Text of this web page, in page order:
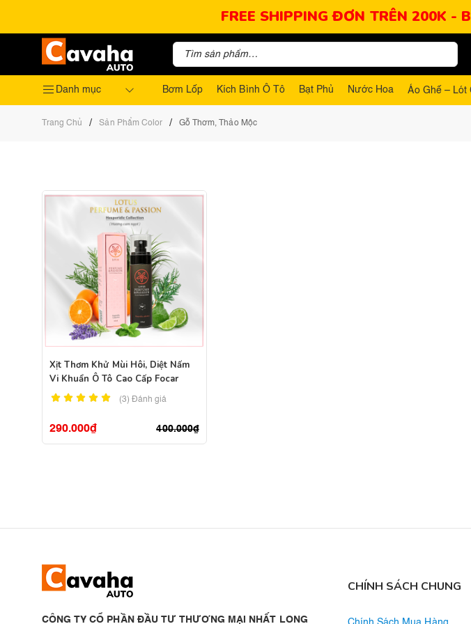
FREE SHIPPING ĐƠN TRÊN 200K -
Danh mục Bơm Lốp Kích Bình Ô Tô Bạt Phủ Nước Hoa Áo Ghế – Lót
Trang Chủ / Sản Phẩm Color / Gỗ Thơm, Thảo Mộc
Xịt Thơm Khử Mùi Hôi, Diệt Nấm
Vi Khuẩn Ô Tô Cao Cấp Focar
(3)Đánh giá
400.000₫
290.000₫
CÔNG TY CỔ PHẦN ĐẦU TƯ THƯƠNG MẠI NHẤT LONG
CHÍNH SÁCH CHUNG